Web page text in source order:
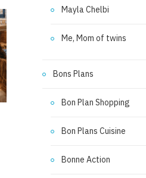
Mayla Chelbi
Me, Mom of twins
Bons Plans
Bon Plan Shopping
Bon Plans Cuisine
Bonne Action